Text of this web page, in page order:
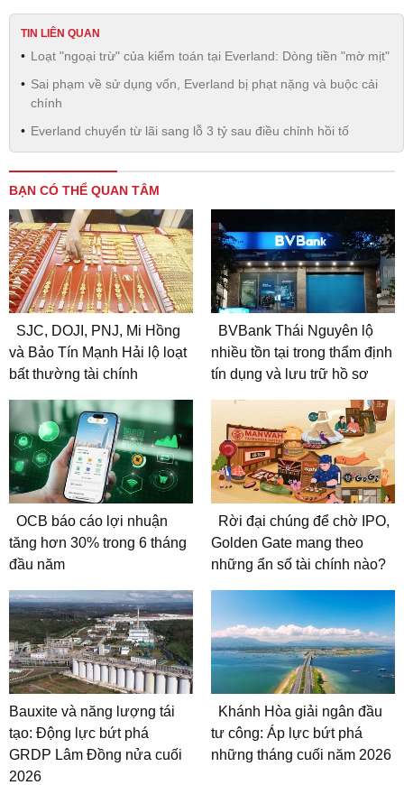
TIN LIÊN QUAN
Loạt "ngoại trừ" của kiểm toán tại Everland: Dòng tiền "mờ mịt"
Sai phạm về sử dụng vốn, Everland bị phạt nặng và buộc cải
chính
Everland chuyển từ lãi sang lỗ 3 tỷ sau điều chỉnh hồi tố
BẠN CÓ THỂ QUAN TÂM
SJC, DOJI, PNJ, Mi Hồng
và Bảo Tín Mạnh Hải lộ loạt
bất thường tài chính
BVBank Thái Nguyên lộ
nhiều tồn tại trong thẩm định
tín dụng và lưu trữ hồ sơ
OCB báo cáo lợi nhuận
tăng hơn 30% trong 6 tháng
đầu năm
Rời đại chúng để chờ IPO,
Golden Gate mang theo
những ẩn số tài chính nào?
Bauxite và năng lượng tái
tạo: Động lực bứt phá
GRDP Lâm Đồng nửa cuối
2026
Khánh Hòa giải ngân đầu
tư công: Áp lực bứt phá
những tháng cuối năm 2026